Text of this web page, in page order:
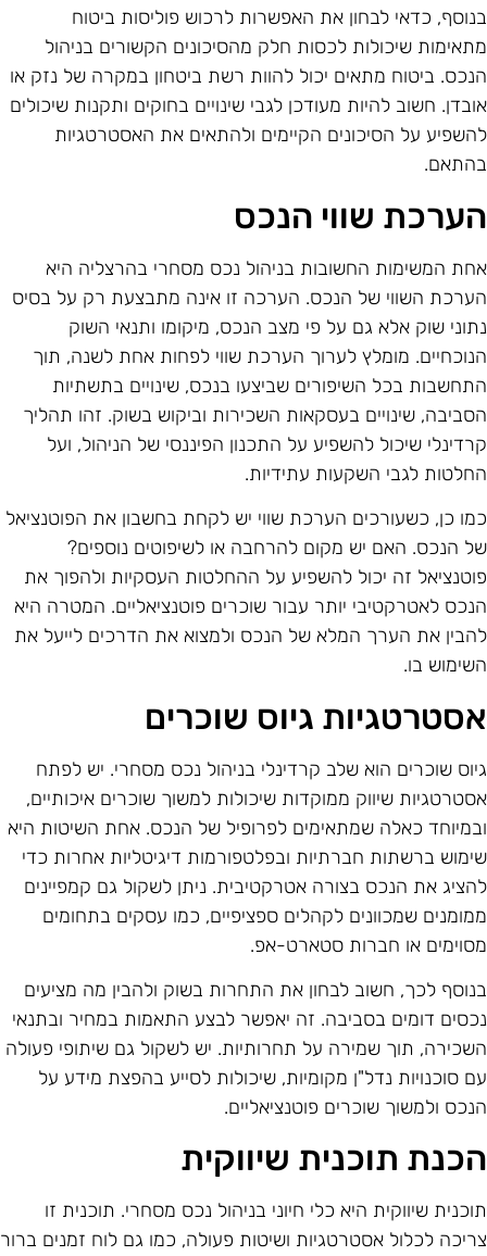
כדאי לבחון את האפשרות לרכוש פוליסות ביטוח
שיכולות לכסות חלק מהסיכונים הקשורים בניהול
ביטוח מתאים יכול להוות רשת ביטחון במקרה של נזק או
חשוב להיות מעודכן לגבי שינויים בחוקים ותקנות שיכולים
על הסיכונים הקיימים ולהתאים את האסטרטגיות
שווי הנכס
המשימות החשובות בניהול נכס מסחרי בהרצליה היא
השווי של הנכס. הערכה זו אינה מתבצעת רק על בסיס
שוק אלא גם על פי מצב הנכס, מיקומו ותנאי השוק
מומלץ לערוך הערכת שווי לפחות אחת לשנה, תוך
בכל השיפורים שביצעו בנכס, שינויים בתשתיות
שינויים בעסקאות השכירות וביקוש בשוק. זהו תהליך
שיכול להשפיע על התכנון הפיננסי של הניהול, ועל
לגבי השקעות עתידיות.
כן, כשעורכים הערכת שווי יש לקחת בחשבון את הפוטנציאל
הנכס. האם יש מקום להרחבה או לשיפוטים נוספים?
זה יכול להשפיע על ההחלטות העסקיות ולהפוך את
לאטרקטיבי יותר עבור שוכרים פוטנציאליים. המטרה היא
את הערך המלא של הנכס ולמצוא את הדרכים לייעל את
בו.
גיוס שוכרים
שוכרים הוא שלב קרדינלי בניהול נכס מסחרי. יש לפתח
שיווק ממוקדות שיכולות למשוך שוכרים איכותיים,
כאלה שמתאימים לפרופיל של הנכס. אחת השיטות היא
ברשתות חברתיות ובפלטפורמות דיגיטליות אחרות כדי
את הנכס בצורה אטרקטיבית. ניתן לשקול גם קמפיינים
שמכוונים לקהלים ספציפיים, כמו עסקים בתחומים
או חברות סטארט-אפ.
לכך, חשוב לבחון את התחרות בשוק ולהבין מה מציעים
דומים בסביבה. זה יאפשר לבצע התאמות במחיר ובתנאי
תוך שמירה על תחרותיות. יש לשקול גם שיתופי פעולה
סוכנויות נדל"ן מקומיות, שיכולות לסייע בהפצת מידע על
ולמשוך שוכרים פוטנציאליים.
תוכנית שיווקית
שיווקית היא כלי חיוני בניהול נכס מסחרי. תוכנית זו
לכלול אסטרטגיות ושיטות פעולה, כמו גם לוח זמנים ברור